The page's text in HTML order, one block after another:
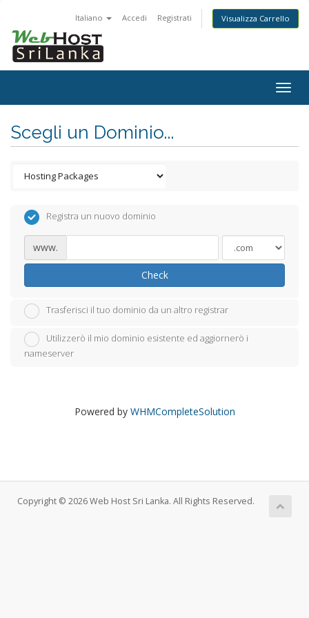
Italiano Accedi Registrati Visualizza Carrello
Scegli un Dominio...
Registra un nuovo dominio
www.
Check
Trasferisci il tuo dominio da un altro registrar
Utilizzerò il mio dominio esistente ed aggiornerò i
nameserver
Powered by WHMCompleteSolution
Copyright © 2026 Web Host Sri Lanka. All Rights Reserved.